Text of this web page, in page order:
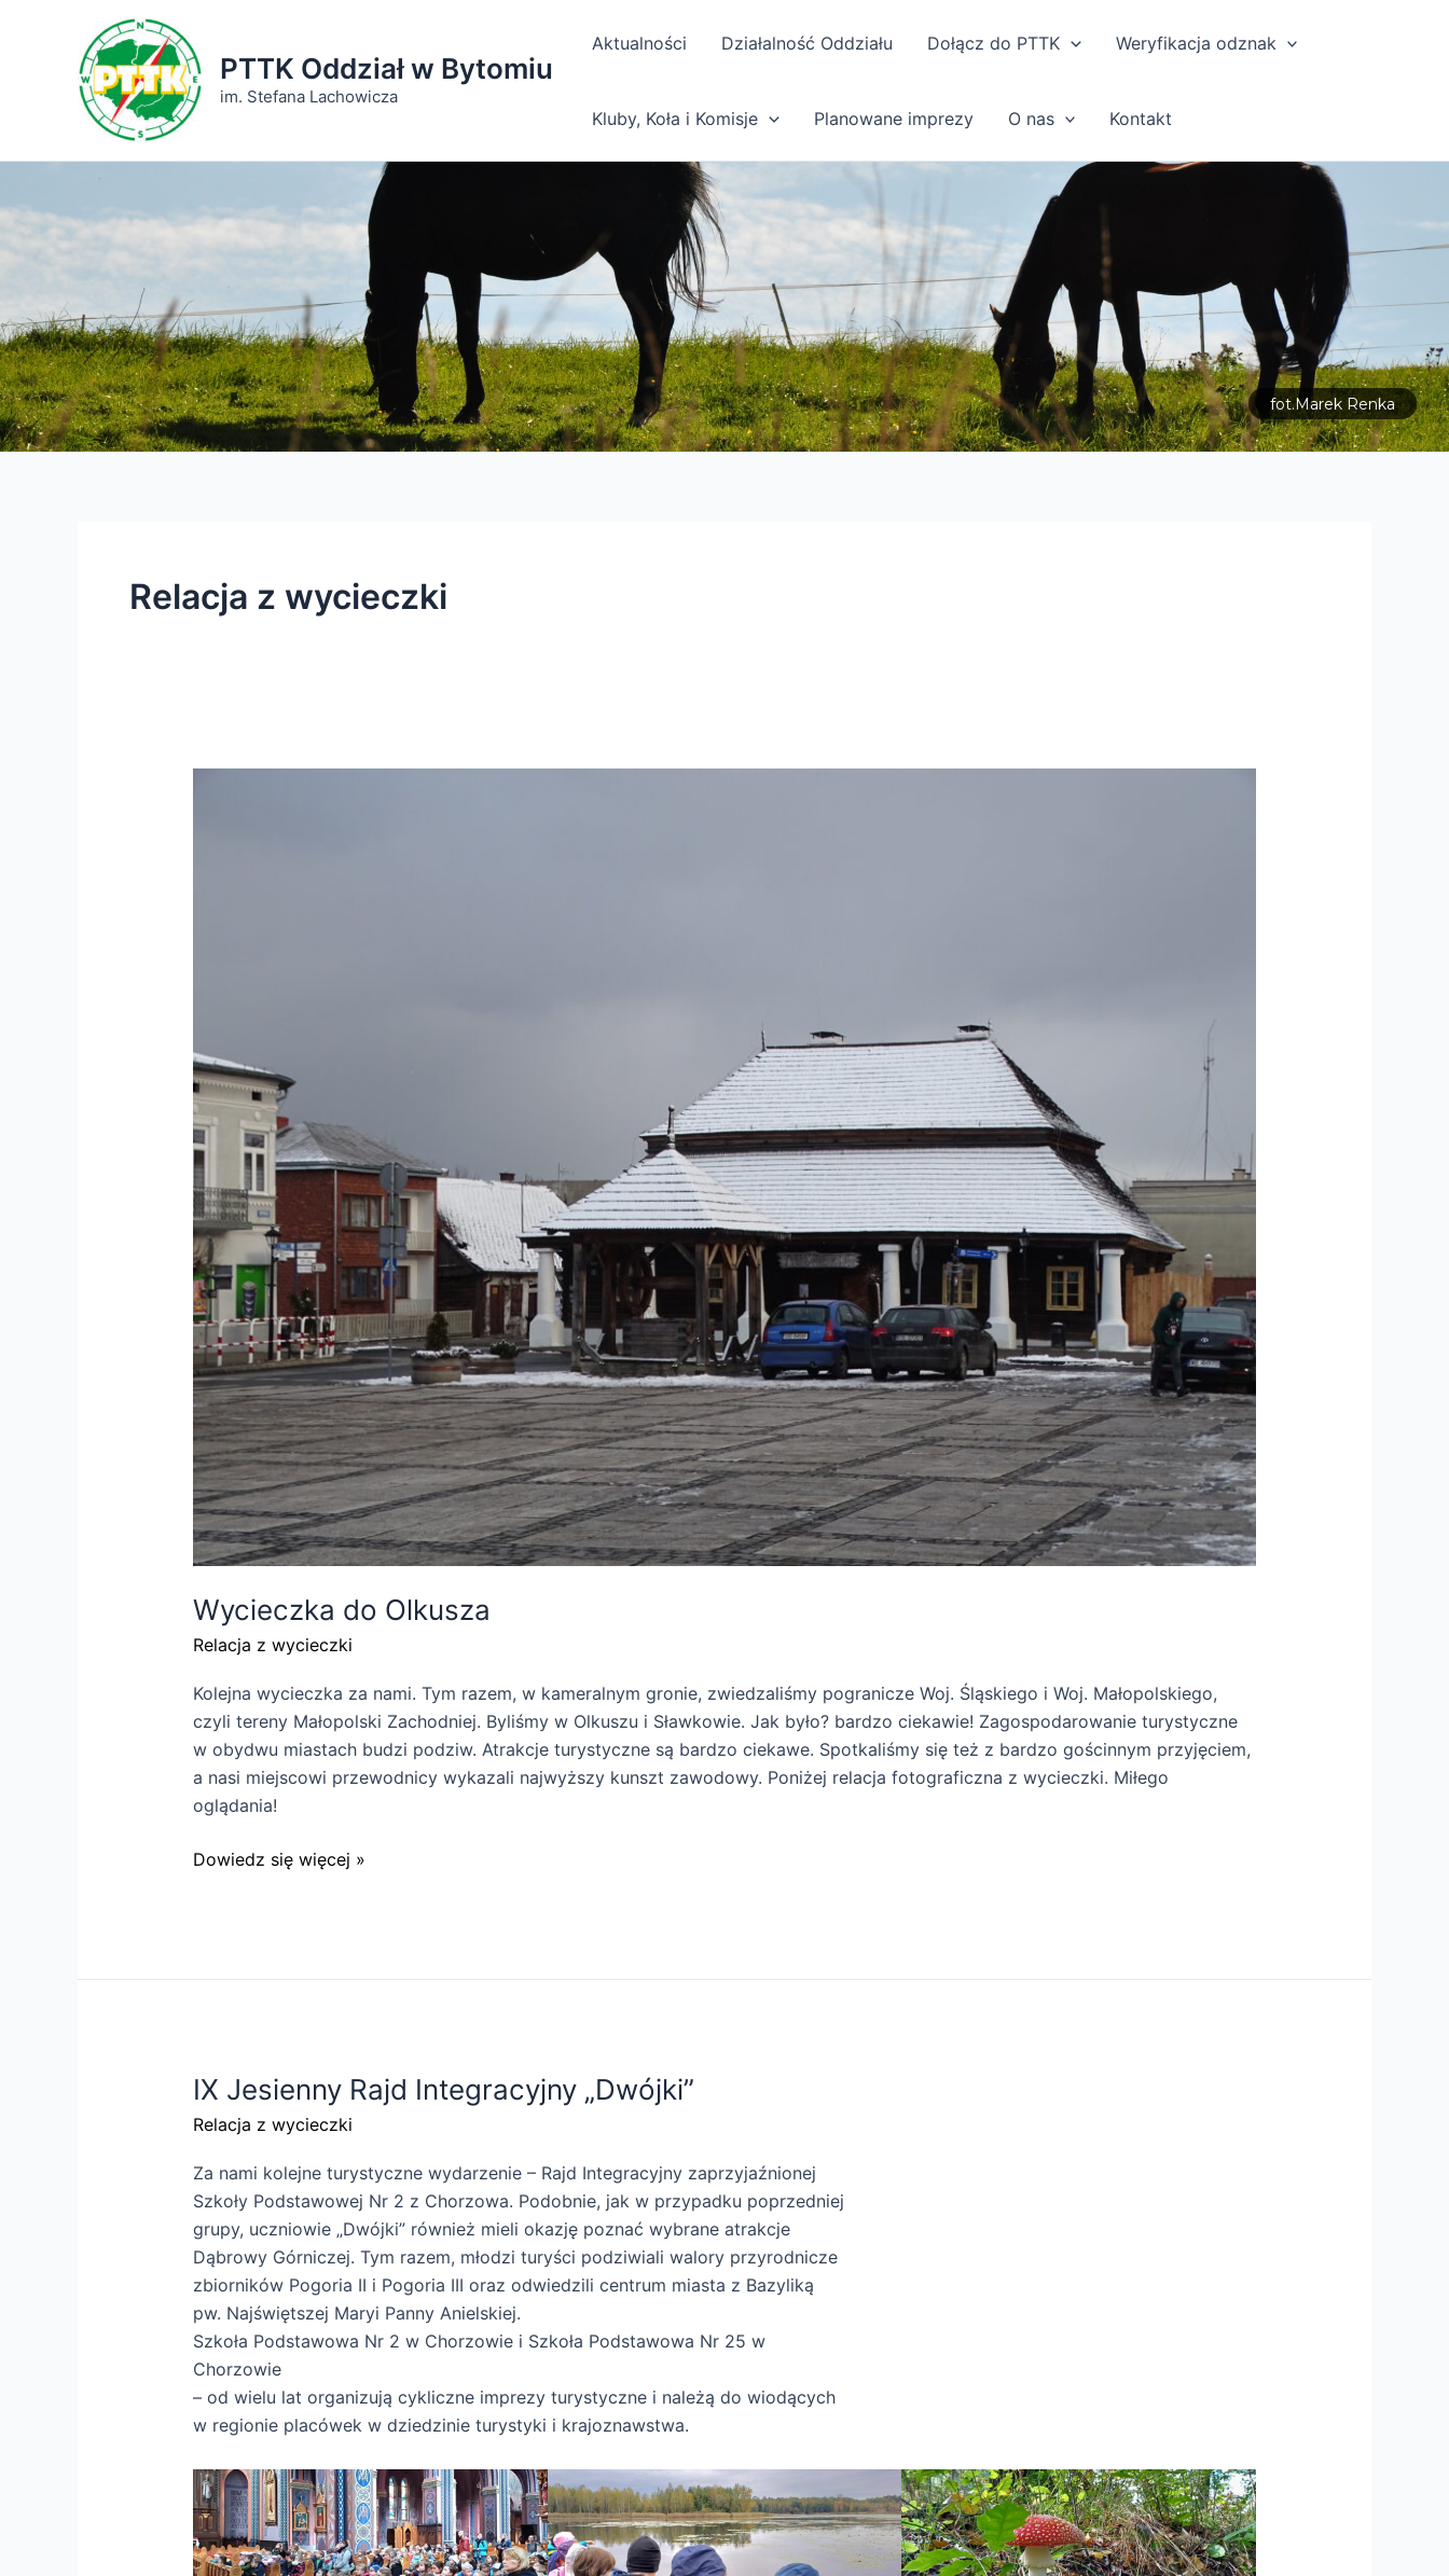
PTTK Oddział w Bytomiu
im. Stefana Lachowicza
Aktualności Działalność Oddziału Dołącz do PTTK Weryfikacja odznak
Kluby, Koła i Komisje Planowane imprezy O nas Kontakt
fot.Marek Renka
Relacja z wycieczki
Wycieczka do Olkusza
Relacja z wycieczki
Kolejna wycieczka za nami. Tym razem, w kameralnym gronie, zwiedzaliśmy pogranicze Woj. Śląskiego i Woj. Małopolskiego,
czyli tereny Małopolski Zachodniej. Byliśmy w Olkuszu i Sławkowie. Jak było? bardzo ciekawie! Zagospodarowanie turystyczne
w obydwu miastach budzi podziw. Atrakcje turystyczne są bardzo ciekawe. Spotkaliśmy się też z bardzo gościnnym przyjęciem,
a nasi miejscowi przewodnicy wykazali najwyższy kunszt zawodowy. Poniżej relacja fotograficzna z wycieczki. Miłego
oglądania!
Wycieczka
Dowiedz się więcej »
IX Jesienny Rajd Integracyjny „Dwójki”
Relacja z wycieczki
Za nami kolejne turystyczne wydarzenie – Rajd Integracyjny zaprzyjaźnionej
Szkoły Podstawowej Nr 2 z Chorzowa. Podobnie, jak w przypadku poprzedniej
grupy, uczniowie „Dwójki” również mieli okazję poznać wybrane atrakcje
Dąbrowy Górniczej. Tym razem, młodzi turyści podziwiali walory przyrodnicze
zbiorników Pogoria II i Pogoria III oraz odwiedzili centrum miasta z Bazyliką
pw. Najświętszej Maryi Panny Anielskiej.
Szkoła Podstawowa Nr 2 w Chorzowie i Szkoła Podstawowa Nr 25 w
Chorzowie
– od wielu lat organizują cykliczne imprezy turystyczne i należą do wiodących
w regionie placówek w dziedzinie turystyki i krajoznawstwa.